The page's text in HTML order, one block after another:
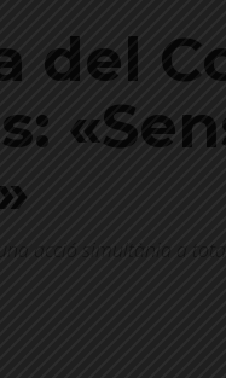
del
acció simultània a